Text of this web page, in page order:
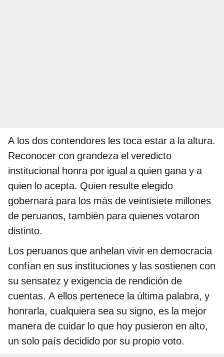
A los dos contendores les toca estar a la altura.
Reconocer con grandeza el veredicto
institucional honra por igual a quien gana y a
quien lo acepta. Quien resulte elegido
gobernará para los más de veintisiete millones
de peruanos, también para quienes votaron
distinto.
Los peruanos que anhelan vivir en democracia
confían en sus instituciones y las sostienen con
su sensatez y exigencia de rendición de
cuentas. A ellos pertenece la última palabra, y
honrarla, cualquiera sea su signo, es la mejor
manera de cuidar lo que hoy pusieron en alto,
un solo país decidido por su propio voto.